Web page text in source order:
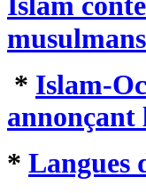
* Islam-
annonçant
* Langues